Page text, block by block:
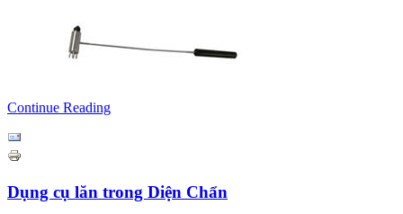
Continue Reading
Dụng cụ lăn trong Diện Chẩn